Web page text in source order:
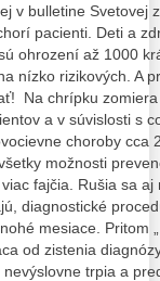
v bulletine Svetovej
pacienti. Deti a
ohrození až 1000
nízko rizikových. A
Na chrípku
a v súvislosti s
choroby cca
možnosti
fajčia. Rušia sa
diagnostické
mesiace. Pritom
od zistenia
trpia a